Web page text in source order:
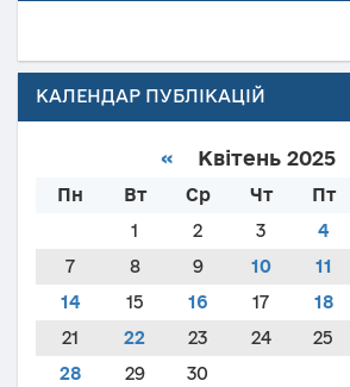
КАЛЕНДАР ПУБЛІКАЦІЙ
« Квітень 2025
Пн Вт Ср Чт Пт
1
2 3 4
7
8 9 10 11
14
15 16 17 18
21
22 23 24 25
28
29 30